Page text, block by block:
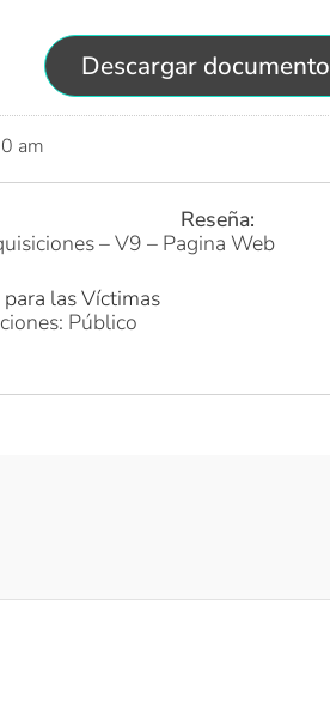
Descargar documento
am
Reseña:
– V9 – Pagina Web
las Víctimas
Público